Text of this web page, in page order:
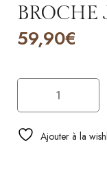
BROCHE
59,90€
Ajouter à la